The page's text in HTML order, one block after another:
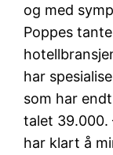
og med
Poppes
har
som har
talet 39.000.
har klart å